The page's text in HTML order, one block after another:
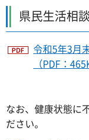
県民生活相
令和5年3月
（PDF：
なお、健康状態に
ださい。